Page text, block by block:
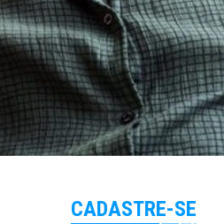
CADASTRE-SE